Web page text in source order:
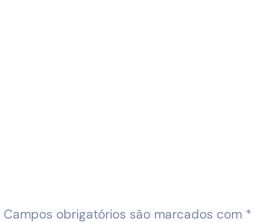
Campos obrigatórios são marcados com *